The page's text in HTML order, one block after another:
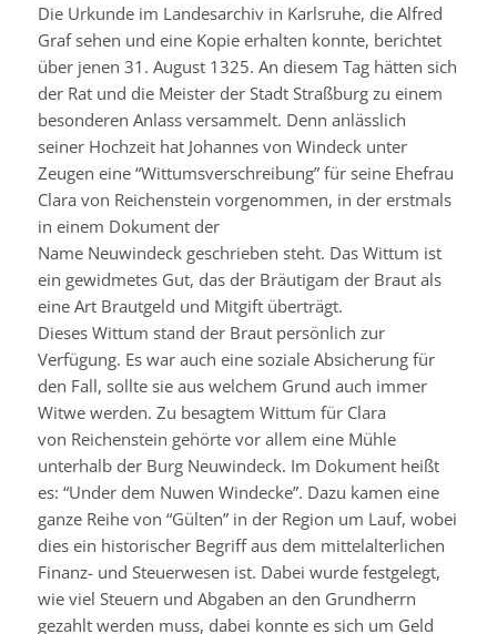
Die Urkunde im Landesarchiv in Karlsruhe, die Alfred
Graf sehen und eine Kopie erhalten konnte, berichtet
über jenen 31. August 1325. An diesem Tag hätten sich
der Rat und die Meister der Stadt Straßburg zu einem
besonderen Anlass versammelt. Denn anlässlich
seiner Hochzeit hat Johannes von Windeck unter
Zeugen eine “Wittumsverschreibung” für seine Ehefrau
Clara von Reichenstein vorgenommen, in der erstmals
in einem Dokument der
Name Neuwindeckgeschrieben steht. Das Wittum ist
ein gewidmetes Gut, das der Bräutigam der Braut als
eine Art Brautgeld und Mitgift überträgt.
Dieses Wittum stand der Braut persönlich zur
Verfügung. Es war auch eine soziale Absicherung für
den Fall, sollte sie aus welchem Grund auch immer
Witwe werden. Zu besagtem Wittum für Clara
von Reichenstein gehörte vor allem eine Mühle
unterhalb der Burg Neuwindeck. Im Dokument heißt
es: “Underdem Nuwen Windecke”. Dazu kamen eine
ganze Reihe von “Gülten” in der Region um Lauf, wobei
dies ein historischer Begriff aus dem mittelalterlichen
Finanz- und Steuerwesen ist. Dabei wurde festgelegt,
wie viel Steuern und Abgaben an den Grundherrn
gezahlt werden muss, dabei konnte es sich um Geld